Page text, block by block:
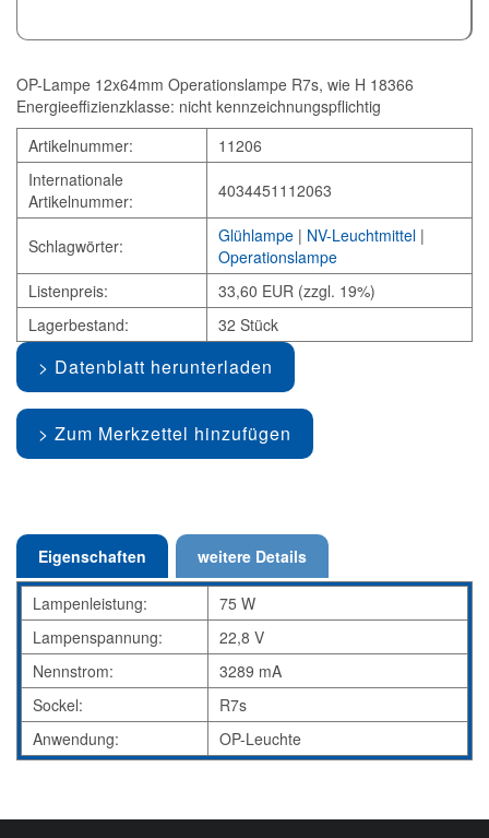
OP-Lampe 12x64mm Operationslampe R7s, wie H 18366
Energieeffizienzklasse: nicht kennzeichnungspflichtig
Artikelnummer:
11206
Internationale
Artikelnummer:
4034451112063
Schlagwörter: Glühlampe | NV-Leuchtmittel |
Operationslampe
Listenpreis:
33,60 EUR (zzgl. 19%)
Lagerbestand:
32 Stück
Datenblatt herunterladen
Zum Merkzettel hinzufügen
Eigenschaften weitere Details
Lampenleistung:
75 W
Lampenspannung:
22,8 V
Nennstrom:
3289 mA
Sockel:
R7s
Anwendung:
OP-Leuchte